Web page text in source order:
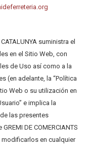
CATALUNYA suministra el
en el Sitio Web, con
de Uso así como a la
(en adelante, la “Política
Web o su utilización en
e implica la
las presentes
DE COMERCIANTS
modificarlos en cualquier